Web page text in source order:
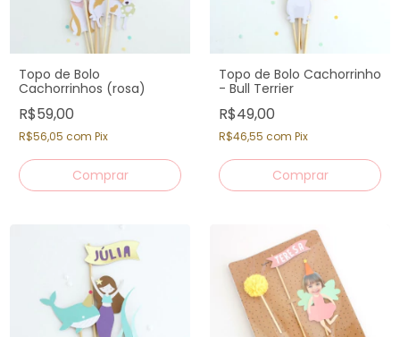
Topo de Bolo
Cachorrinhos (rosa)
R$59,00
R$56,05 com Pix
Topo de Bolo Cachorrinho
- Bull Terrier
R$49,00
R$46,55 com Pix